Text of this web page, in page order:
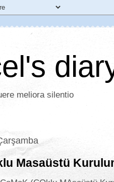
meliora silentio
Masaüstü